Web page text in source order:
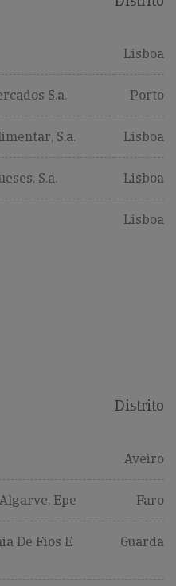
Lisboa
S.a. Porto
S.a. Lisboa
S.a. Lisboa
Lisboa
Distrito
Aveiro
Epe Faro
De Fios E
Guarda